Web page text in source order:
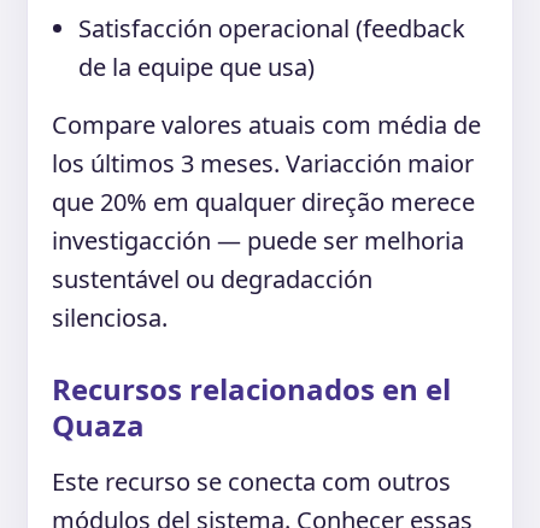
Satisfacción operacional (feedback
de la equipe que usa)
Compare valores atuais com média de
los últimos 3 meses. Variacción maior
que 20% em qualquer direção merece
investigacción — puede ser melhoria
sustentável ou degradacción
silenciosa.
Recursos relacionados en el
Quaza
Este recurso se conecta com outros
módulos del sistema. Conhecer essas